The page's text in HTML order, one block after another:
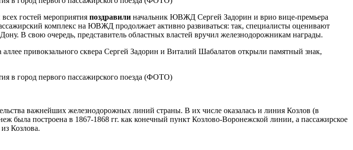
гостей мероприятия поздравили начальник ЮВЖД Сергей Задорин и врио вице-премьера
комплекс на ЮВЖД продолжает активно развиваться: так, специалисты оценивают
В свою очередь, представитель областных властей вручил железнодорожникам награды.
привокзального сквера Сергей Задорин и Виталий Шабалатов открыли памятный знак,
важнейших железнодорожных линий страны. В их числе оказалась и линия Козлов (в
была построена в 1867-1868 гг. как конечный пункт Козлово-Воронежской линии, а пассажирское
Козлова.